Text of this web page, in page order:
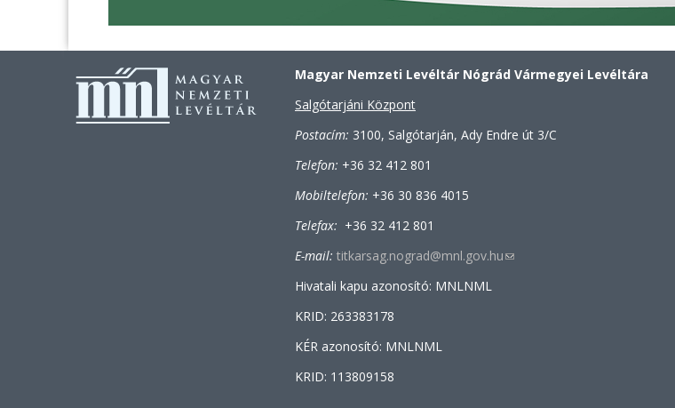
Magyar Nemzeti Levéltár Nógrád Vármegyei Levéltára
Salgótarjáni Központ
Postacím: 3100, Salgótarján, Ady Endre út 3/C
Telefon: +36 32 412 801
Mobiltelefon: +36 30 836 4015
Telefax: +36 32 412 801
E-mail: titkarsag.nograd@mnl.gov.hu(link
Hivatali kapu azonosító: MNLNML
KRID: 263383178
KÉR azonosító: MNLNML
KRID: 113809158